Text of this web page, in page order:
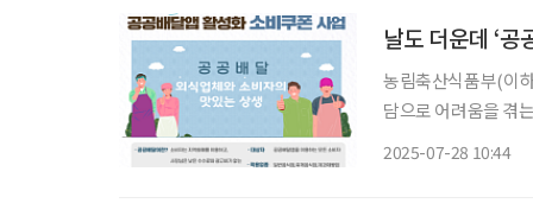
날도 더운데 ‘공
농림축산식품부(이
담으로 어려움을 겪
2025-07-28 10:44